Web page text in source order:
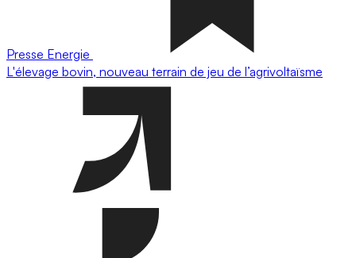
Presse Energie
L'élevage bovin, nouveau terrain de jeu de l’agrivoltaïsme